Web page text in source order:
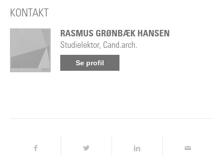
KONTAKT
RASMUS GRØNBÆK HANSEN
Studielektor, Cand.arch.
Se profil